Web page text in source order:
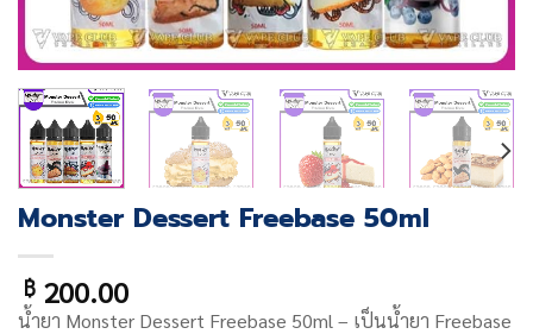
Monster Dessert Freebase 50ml
฿200.00
น้ำยา Monster Dessert Freebase 50ml – เป็นน้ำยา Freebase